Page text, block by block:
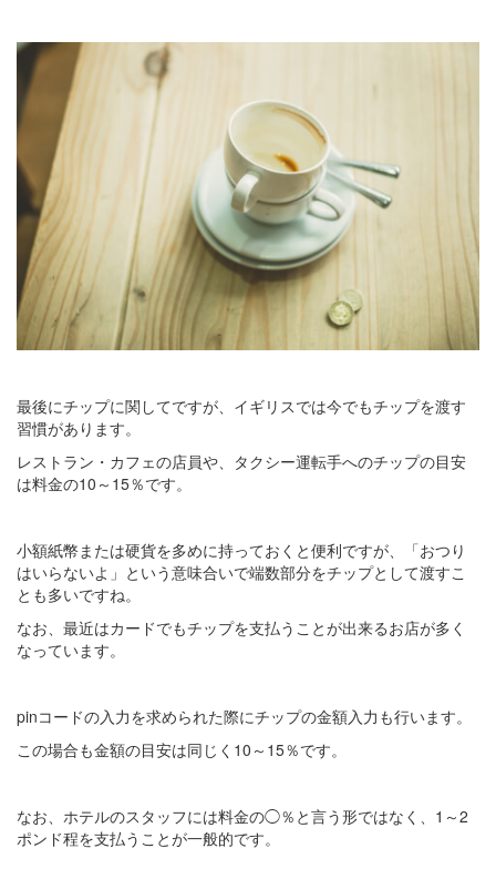
最後にチップに関してですが、イギリスでは今でもチップを渡す
習慣があります。
レストラン・カフェの店員や、タクシー運転手へのチップの目安
は料金の10～15％です。
小額紙幣または硬貨を多めに持っておくと便利ですが、「おつり
はいらないよ」という意味合いで端数部分をチップとして渡すこ
とも多いですね。
なお、最近はカードでもチップを支払うことが出来るお店が多く
なっています。
pinコードの入力を求められた際にチップの金額入力も行います。
この場合も金額の目安は同じく10～15％です。
なお、ホテルのスタッフには料金の◯％と言う形ではなく、1～2
ポンド程を支払うことが一般的です。